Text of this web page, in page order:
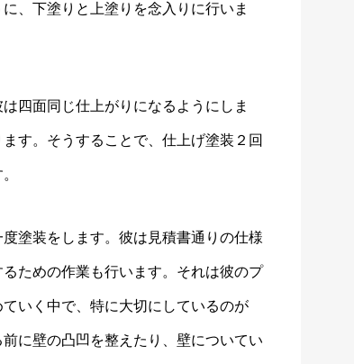
、下塗りと上塗りを念入りに行いま
四面同じ仕上がりになるようにしま
す。そうすることで、仕上げ塗装２回
塗装をします。彼は見積書通りの仕様
ための作業も行います。それは彼のプ
いく中で、特に大切にしているのが
に壁の凸凹を整えたり、壁についてい